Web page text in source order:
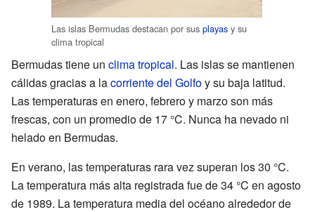
Las islas Bermudas destacan por sus playas y su
clima tropical
Bermudas tiene un clima tropical. Las islas se mantienen
cálidas gracias a lacorriente del Golfoy su baja latitud.
Las temperaturas en enero, febrero y marzo son más
frescas, con un promedio de 17 °C. Nunca ha nevado ni
helado en Bermudas.
En verano, las temperaturas rara vez superan los 30 °C.
La temperatura más alta registrada fue de 34 °C en agosto
de 1989. La temperatura media del océano alrededor de